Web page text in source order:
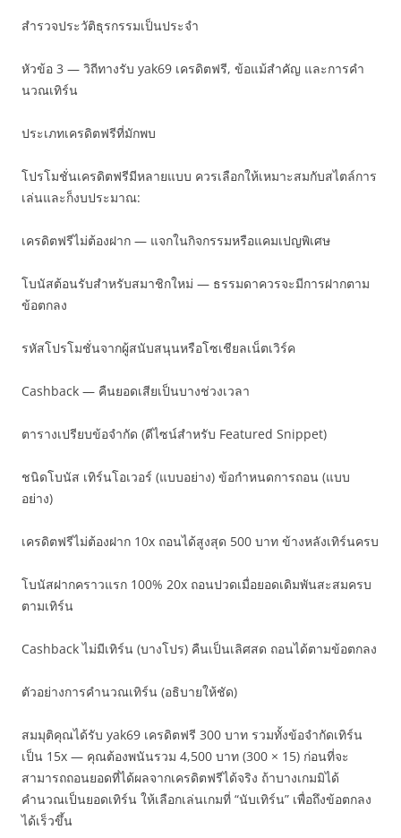
สำรวจประวัติธุรกรรมเป็นประจำ
หัวข้อ 3 — วิถีทางรับ yak69 เครดิตฟรี, ข้อแม้สำคัญ และการคำ
นวณเทิร์น
ประเภทเครดิตฟรีที่มักพบ
โปรโมชั่นเครดิตฟรีมีหลายแบบ ควรเลือกให้เหมาะสมกับสไตล์การ
เล่นและก็งบประมาณ:
เครดิตฟรีไม่ต้องฝาก — แจกในกิจกรรมหรือแคมเปญพิเศษ
โบนัสต้อนรับสำหรับสมาชิกใหม่ — ธรรมดาควรจะมีการฝากตาม
ข้อตกลง
รหัสโปรโมชั่นจากผู้สนับสนุนหรือโซเชียลเน็ตเวิร์ค
Cashback — คืนยอดเสียเป็นบางช่วงเวลา
ตารางเปรียบข้อจำกัด (ดีไซน์สำหรับ Featured Snippet)
ชนิดโบนัส เทิร์นโอเวอร์ (แบบอย่าง) ข้อกำหนดการถอน (แบบ
อย่าง)
เครดิตฟรีไม่ต้องฝาก 10x ถอนได้สูงสุด 500 บาท ข้างหลังเทิร์นครบ
โบนัสฝากคราวแรก 100% 20x ถอนปวดเมื่อยอดเดิมพันสะสมครบ
ตามเทิร์น
Cashback ไม่มีเทิร์น (บางโปร) คืนเป็นเลิศสด ถอนได้ตามข้อตกลง
ตัวอย่างการคำนวณเทิร์น (อธิบายให้ชัด)
สมมุติคุณได้รับ yak69 เครดิตฟรี 300 บาท รวมทั้งข้อจำกัดเทิร์น
เป็น 15x — คุณต้องพนันรวม 4,500 บาท (300 × 15) ก่อนที่จะ
สามารถถอนยอดที่ได้ผลจากเครดิตฟรีได้จริง ถ้าบางเกมมิได้
คำนวณเป็นยอดเทิร์น ให้เลือกเล่นเกมที่ “นับเทิร์น” เพื่อถึงข้อตกลง
ได้เร็วขึ้น